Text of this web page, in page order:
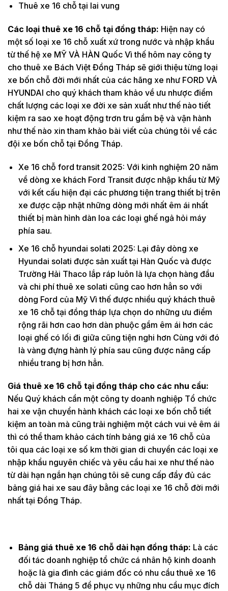
Thuê xe 16 chỗ tại lai vung
Các loại thuê xe 16 chỗ tại đồng tháp: Hiện nay có
một số loại xe 16 chỗ xuất xứ trong nước và nhập khẩu
từ thế hệ xe MỸ VÀ HÀN Quốc Vì thế hôm nay công ty
cho thuê xe Bách Việt Đồng Tháp sẽ giới thiệu từng loại
xe bốn chỗ đời mới nhất của các hãng xe như FORD VÀ
HYUNDAI cho quý khách tham khảo về ưu nhược điểm
chất lượng các loại xe đời xe sản xuất như thế nào tiết
kiệm ra sao xe hoạt động trơn tru gầm bệ và vận hành
như thế nào xin tham khảo bài viết của chúng tôi về các
đội xe bốn chỗ tại Đồng Tháp.
Xe 16 chỗ ford transit 2025: Với kinh nghiệm 20 năm
về dòng xe khách Ford Transit được nhập khẩu từ Mỹ
với kết cấu hiện đại các phương tiện trang thiết bị trên
xe được cập nhật những dòng mới nhất êm ái nhất
thiết bị màn hình dàn loa các loại ghế ngả hỏi máy
phía sau.
Xe 16 chỗ hyundai solati 2025: Lại đây dòng xe
Hyundai solati được sản xuất tại Hàn Quốc và được
Trường Hải Thaco lắp ráp luôn là lựa chọn hàng đầu
và chi phí thuê xe solati cũng cao hơn hẳn so với
dòng Ford của Mỹ Vì thế được nhiều quý khách thuê
xe 16 chỗ tại đồng tháp lựa chọn do những ưu điểm
rộng rãi hơn cao hơn dàn phuộc gầm êm ái hơn các
loại ghế có lối đi giữa cũng tiện nghi hơn Cùng với đó
là vàng đựng hành lý phía sau cũng được nâng cấp
nhiều trang bị hơn hẳn.
Giá thuê xe 16 chỗ tại đồng tháp cho các nhu cầu:
Nếu Quý khách cần một công ty doanh nghiệp Tổ chức
hai xe vận chuyển hành khách các loại xe bốn chỗ tiết
kiệm an toàn mà cũng trải nghiệm một cách vui vẻ êm ái
thì có thể tham khảo cách tính bảng giá xe 16 chỗ của
tôi qua các loại xe số km thời gian di chuyển các loại xe
nhập khẩu nguyên chiếc và yêu cầu hai xe như thế nào
từ dài hạn ngắn hạn chúng tôi sẽ cung cấp đầy đủ các
bảng giá hai xe sau đây bằng các loại xe 16 chỗ đời mới
nhất tại Đồng Tháp.
Bảng giá thuê xe 16 chỗ dài hạn đồng tháp: Là các
đối tác doanh nghiệp tổ chức cá nhân hộ kinh doanh
hoặc là gia đình các giám đốc có nhu cầu thuê xe 16
chỗ dài Tháng 5 để phục vụ những nhu cầu mục đích